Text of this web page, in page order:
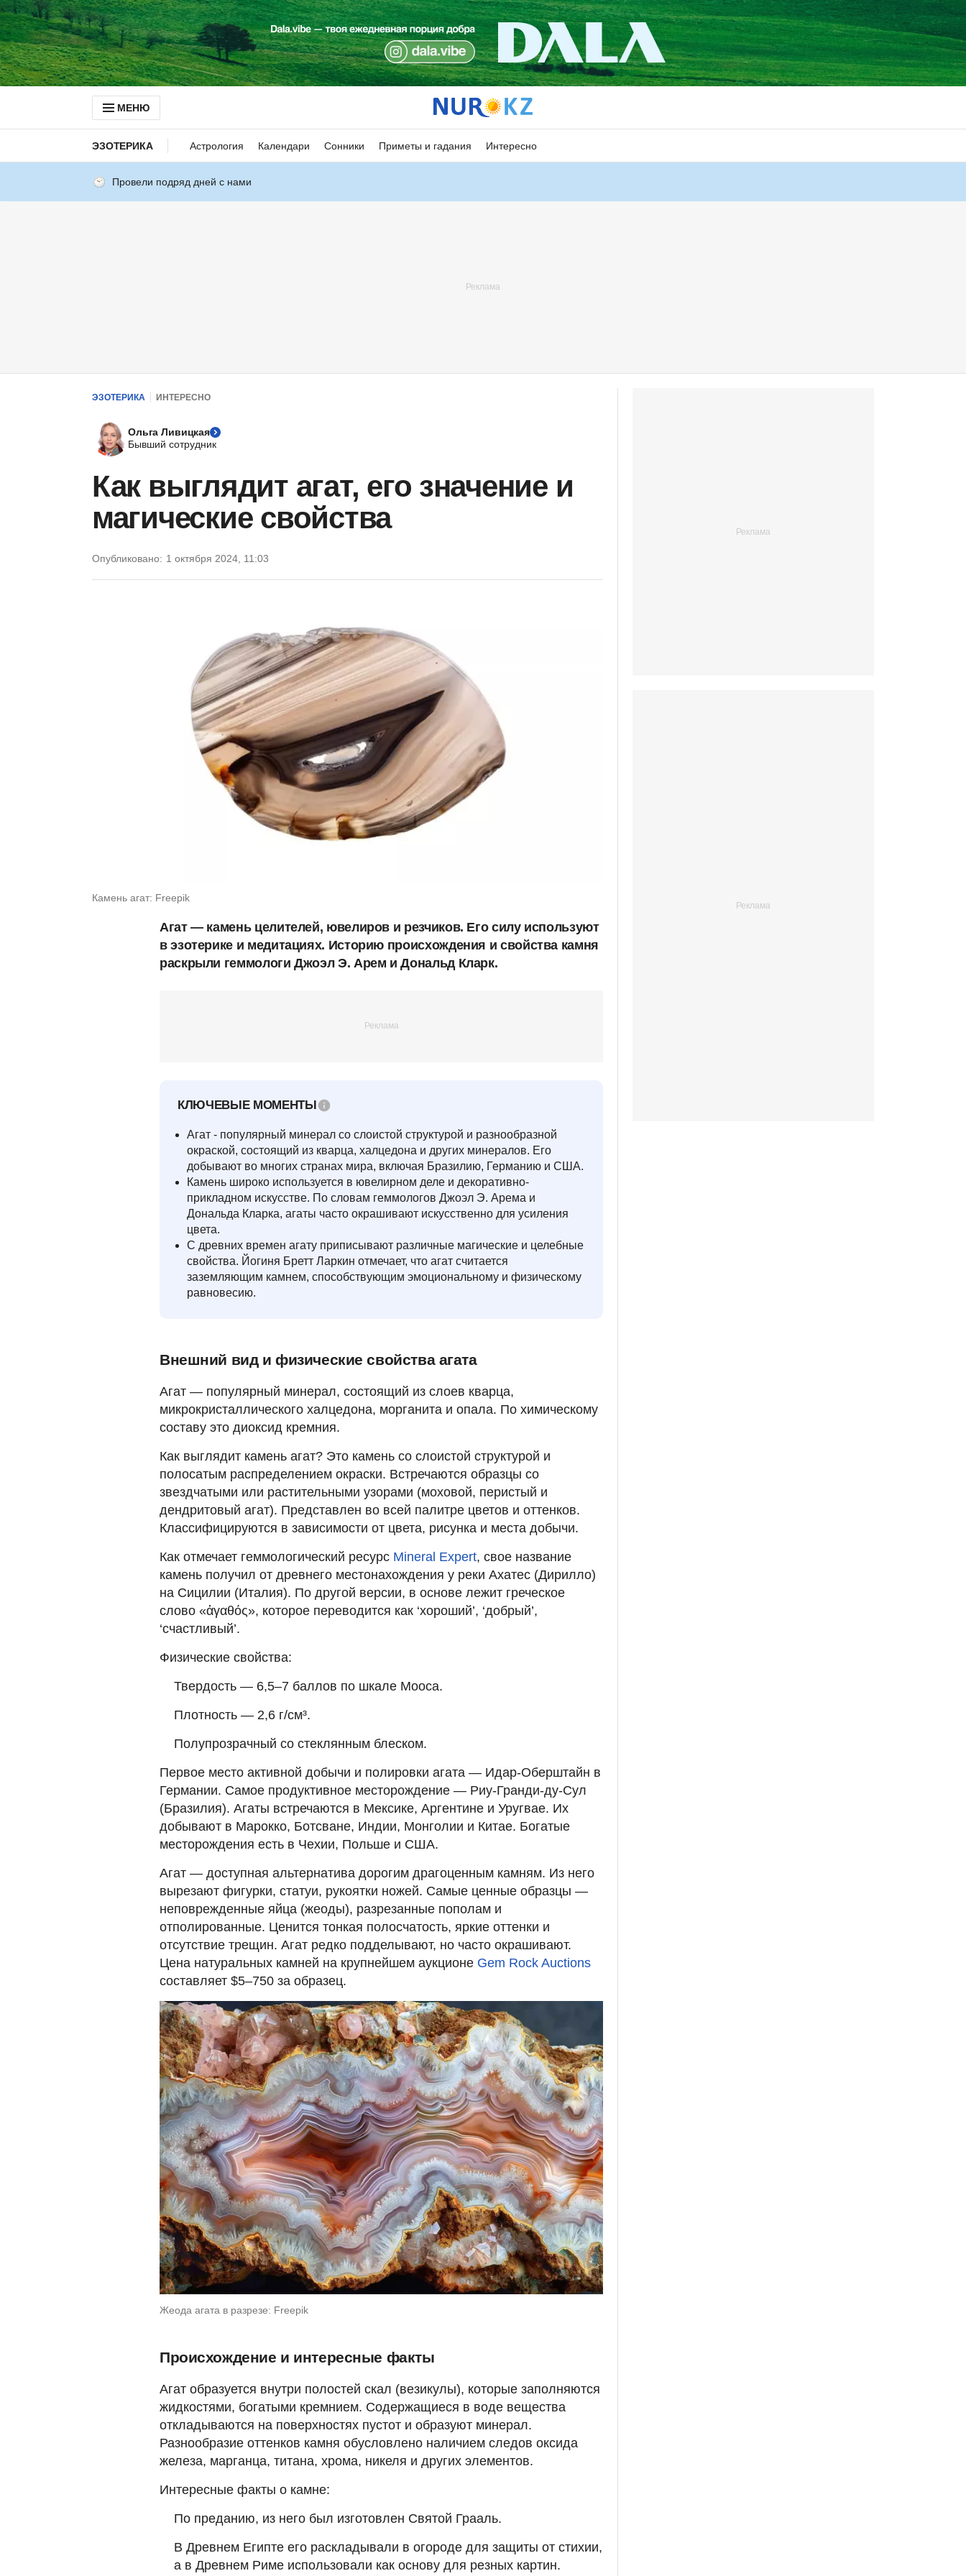
МЕНЮ
ЭЗОТЕРИКА Астрология Календари Сонники Приметы и гадания Интересно
Провели подряд дней с нами
ЭЗОТЕРИКА ИНТЕРЕСНО
Ольга Ливицкая
Бывший сотрудник
Как выглядит агат, его значение и
магические свойства
Опубликовано: 1 октября 2024, 11:03
Камень агат: Freepik
Агат — камень целителей, ювелиров и резчиков. Его силу используют
в эзотерике и медитациях. Историю происхождения и свойства камня
раскрыли геммологи Джоэл Э. Арем и Дональд Кларк.
КЛЮЧЕВЫЕ МОМЕНТЫ
Агат - популярный минерал со слоистой структурой и разнообразной
окраской, состоящий из кварца, халцедона и других минералов. Его
добывают во многих странах мира, включая Бразилию, Германию и США.
Камень широко используется в ювелирном деле и декоративно-
прикладном искусстве. По словам геммологов Джоэл Э. Арема и
Дональда Кларка, агаты часто окрашивают искусственно для усиления
цвета.
С древних времен агату приписывают различные магические и целебные
свойства. Йогиня Бретт Ларкин отмечает, что агат считается
заземляющим камнем, способствующим эмоциональному и физическому
равновесию.
Внешний вид и физические свойства агата
Агат — популярный минерал, состоящий из слоев кварца,
микрокристаллического халцедона, морганита и опала. По химическому
составу это диоксид кремния.
Как выглядит камень агат? Это камень со слоистой структурой и
полосатым распределением окраски. Встречаются образцы со
звездчатыми или растительными узорами (моховой, перистый и
дендритовый агат). Представлен во всей палитре цветов и оттенков.
Классифицируются в зависимости от цвета, рисунка и места добычи.
Как отмечает геммологический ресурс Mineral Expert, свое название
камень получил от древнего местонахождения у реки Ахатес (Дирилло)
на Сицилии (Италия). По другой версии, в основе лежит греческое
слово «ἀγαθός», которое переводится как ‘хороший’, ‘добрый’,
‘счастливый’.
Физические свойства:
Твердость — 6,5–7 баллов по шкале Мооса.
Плотность — 2,6 г/см³.
Полупрозрачный со стеклянным блеском.
Первое место активной добычи и полировки агата — Идар-Оберштайн в
Германии. Самое продуктивное месторождение — Риу-Гранди-ду-Сул
(Бразилия). Агаты встречаются в Мексике, Аргентине и Уругвае. Их
добывают в Марокко, Ботсване, Индии, Монголии и Китае. Богатые
месторождения есть в Чехии, Польше и США.
Агат — доступная альтернатива дорогим драгоценным камням. Из него
вырезают фигурки, статуи, рукоятки ножей. Самые ценные образцы —
неповрежденные яйца (жеоды), разрезанные пополам и
отполированные. Ценится тонкая полосчатость, яркие оттенки и
отсутствие трещин. Агат редко подделывают, но часто окрашивают.
Цена натуральных камней на крупнейшем аукционе Gem Rock Auctions
составляет $5–750 за образец.
Жеода агата в разрезе: Freepik
Происхождение и интересные факты
Агат образуется внутри полостей скал (везикулы), которые заполняются
жидкостями, богатыми кремнием. Содержащиеся в воде вещества
откладываются на поверхностях пустот и образуют минерал.
Разнообразие оттенков камня обусловлено наличием следов оксида
железа, марганца, титана, хрома, никеля и других элементов.
Интересные факты о камне:
По преданию, из него был изготовлен Святой Грааль.
В Древнем Египте его раскладывали в огороде для защиты от стихии,
а в Древнем Риме использовали как основу для резных картин.